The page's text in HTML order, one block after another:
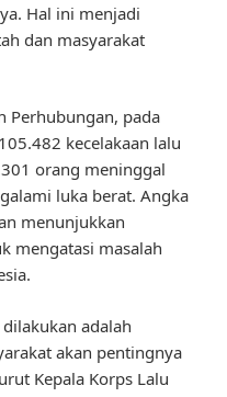
Hal ini menjadi
dan masyarakat
Perhubungan, pada
kecelakaan lalu
orang meninggal
luka berat. Angka
menunjukkan
mengatasi masalah
adalah
akan pentingnya
Kepala Korps Lalu